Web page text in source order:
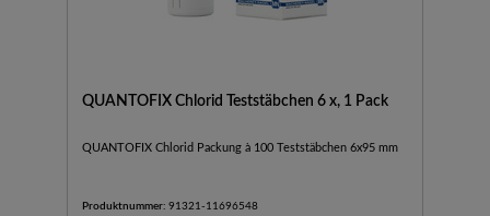
QUANTOFIX Chlorid Teststäbchen 6 x, 1 Pack
QUANTOFIX Chlorid Packung à 100 Teststäbchen 6x95 mm
Produktnummer: 91321-11696548